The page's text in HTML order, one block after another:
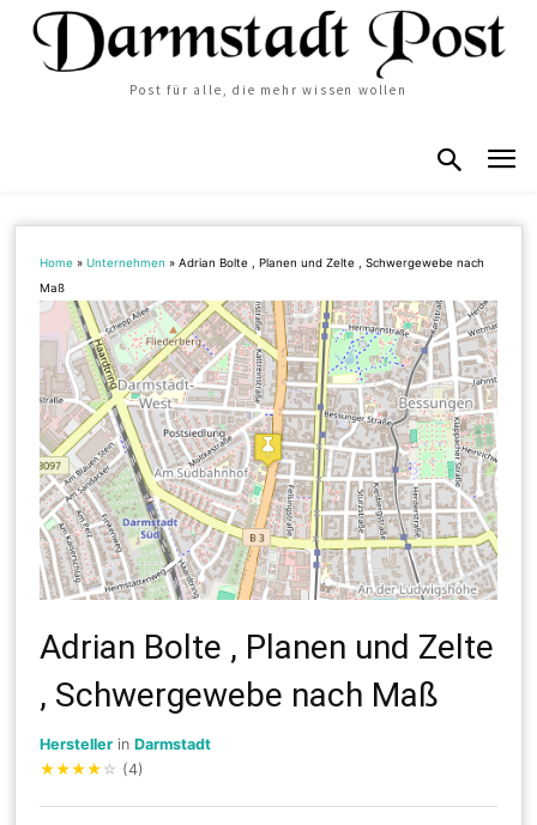
Post für alle, die mehr wissen wollen
Home »Unternehmen »Adrian Bolte , Planen und Zelte , Schwergewebe nach
Maß
Adrian Bolte , Planen und Zelte
, Schwergewebe nach Maß
Hersteller inDarmstadt
★★★★ ☆ (4)